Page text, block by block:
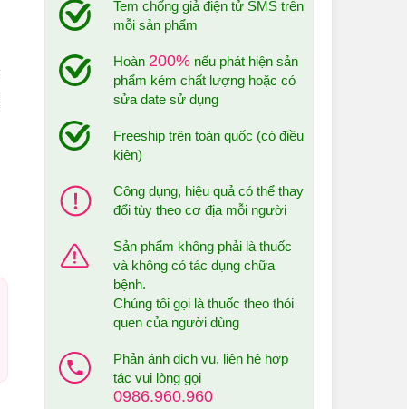
Tem chống giả điện tử SMS trên
mỗi sản phẩm
Hoàn 200%nếu phát hiện sản
phẩm kém chất lượng hoặc có
sửa date sử dụng
Freeship trên toàn quốc (có điều
kiện)
Công dụng, hiệu quả có thể thay
đổi tùy theo cơ địa mỗi người
Sản phẩm không phải là thuốc
và không có tác dụng chữa
bệnh.
Chúng tôi gọi là thuốc theo thói
quen của người dùng
Phản ánh dịch vụ, liên hệ hợp
tác vui lòng gọi
0986.960.960